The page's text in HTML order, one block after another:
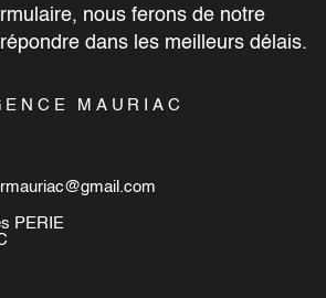
nous ferons de notre
dans les meilleurs délais.
MAURIAC
PERIE